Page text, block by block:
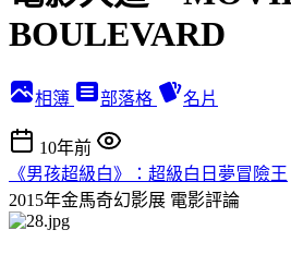
BOULEVARD
相簿 部落格 名片
10年前
《男孩超級白》：超級白日夢冒險王
2015年金馬奇幻影展 電影評論